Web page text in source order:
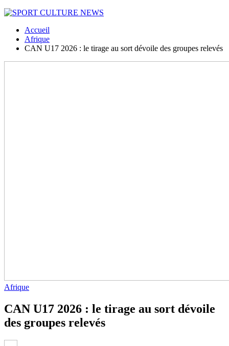
Accueil
Afrique
CAN U17 2026 : le tirage au sort dévoile des groupes relevés
Afrique
CAN U17 2026 : le tirage au sort dévoile
des groupes relevés